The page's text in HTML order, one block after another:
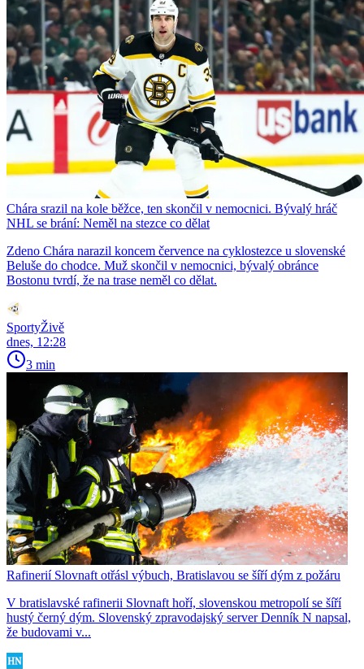
Chára srazil na kole běžce, ten skončil v nemocnici. Bývalý hráč
NHL se brání: Neměl na stezce co dělat
Zdeno Chára narazil koncem července na cyklostezce u slovenské
Beluše do chodce. Muž skončil v nemocnici, bývalý obránce
Bostonu tvrdí, že na trase neměl co dělat.
SportyŽivě
dnes, 12:28
3 min
Rafinerií Slovnaft otřásl výbuch, Bratislavou se šíří dým z požáru
V bratislavské rafinerii Slovnaft hoří, slovenskou metropolí se šíří
hustý černý dým. Slovenský zpravodajský server Denník N napsal,
že budovami v...